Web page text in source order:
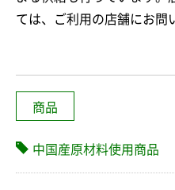
ては、ご利用の店舗にお問
商品
中国産原材料使用商品